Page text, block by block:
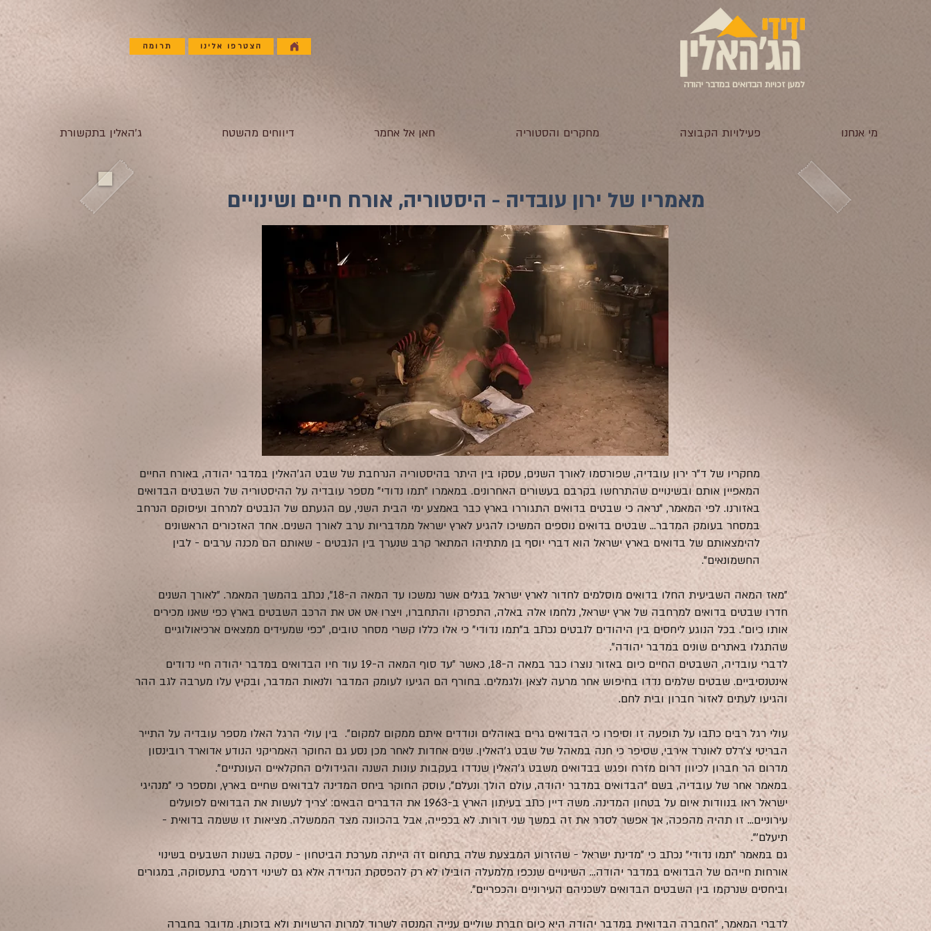
תרומה הצטרפו אלינו
למען זכויות הבדואים במדבר יהודה
מי אנחנו פעילויות הקבוצה מחקרים והסטוריה חאן אל אחמר דיווחים מהשטח ג'האלין בתקשורת
מאמריו של ירון עובדיה - היסטוריה, אורח חיים ושינויים
מחקריו של ד"ר ירון עובדיה, שפורסמו לאורך השנים, עסקו בין היתר בהיסטוריה הנרחבת של שבט הג'האלין במדבר יהודה, באורח החיים
המאפיין אותם ובשינויים שהתרחשו בקרבם בעשורים האחרונים. במאמרו "תמו נדודי" מספר עובדיה על ההיסטוריה של השבטים הבדואים
באזורנו. לפי המאמר, "נראה כי שבטים בדואים התגוררו בארץ כבר באמצע ימי הבית השני, עם הגעתם של הנבטים למרחב ועיסוקם הנרחב
במסחר בעומק המדבר... שבטים בדואים נוספים המשיכו להגיע לארץ ישראל ממדבריות ערב לאורך השנים. אחד האזכורים הראשונים
להימצאותם של בדואים בארץ ישראל הוא דברי יוסף בן מתתיהו המתאר קרב שנערך בין הנבטים - שאותם הם מכנה ערבים - לבין
החשמונאים".
"מאז המאה השביעית החלו בדואים מוסלמים לחדור לארץ ישראל בגלים אשר נמשכו עד המאה ה-18", נכתב בהמשך המאמר. "לאורך השנים
חדרו שבטים בדואים למרחבה של ארץ ישראל, נלחמו אלה באלה, התפרקו והתחברו, ויצרו אט אט את הרכב השבטים בארץ כפי שאנו מכירים
אותו כיום". בכל הנוגע ליחסים בין היהודים לנבטים נכתב ב"תמו נדודי" כי אלו כללו קשרי מסחר טובים, "כפי שמעידים ממצאים ארכיאולוגיים
שהתגלו באתרים שונים במדבר יהודה".
לדברי עובדיה, השבטים החיים כיום באזור נוצרו כבר במאה ה-18, כאשר "עד סוף המאה ה-19 עוד חיו הבדואים במדבר יהודה חיי נדודים
אינטנסיביים. שבטים שלמים נדדו בחיפוש אחר מרעה לצאן ולגמלים. בחורף הם הגיעו לעומק המדבר ולנאות המדבר, ובקיץ עלו מערבה לגב ההר
והגיעו לעתים לאזור חברון ובית לחם.
עולי רגל רבים כתבו על תופעה זו וסיפרו כי הבדואים גרים באוהלים ונודדים איתם ממקום למקום". בין עולי הרגל האלו מספר עובדיה על התייר
הבריטי צ'רלס לאונרד אירבי, שסיפר כי חנה במאהל של שבט ג'האלין. שנים אחדות לאחר מכן נסע גם החוקר האמריקני הנודע אדוארד רובינסון
מדרום הר חברון לכיוון דרום מזרח ופגש בבדואים משבט ג'האלין שנדדו בעקבות עונות השנה והגידולים החקלאיים העונתיים".
במאמר אחר של עובדיה, בשם "הבדואים במדבר יהודה, עולם הולך ונעלם", עוסק החוקר ביחס המדינה לבדואים שחיים בארץ, ומספר כי "מנהיגי
ישראל ראו בנוודות איום על בטחון המדינה. משה דיין כתב בעיתון הארץ ב-1963 את הדברים הבאים: 'צריך לעשות את הבדואים לפועלים
עירוניים... זו תהיה מהפכה, אך אפשר לסדר את זה במשך שני דורות. לא בכפייה, אבל בהכוונה מצד הממשלה. מציאות זו ששמה בדואית -
תיעלם'".
גם במאמר "תמו נדודי" נכתב כי "מדינת ישראל - שהזרוע המבצעת שלה בתחום זה הייתה מערכת הביטחון - עסקה בשנות השבעים בשינוי
אורחות חייהם של הבדואים במדבר יהודה... השינויים שנכפו מלמעלה הובילו לא רק להפסקת הנדידה אלא גם לשינוי דרמטי בתעסוקה, במגורים
וביחסים שנרקמו בין השבטים הבדואים לשכניהם העירוניים והכפריים".
לדברי המאמר, "החברה הבדואית במדבר יהודה היא כיום חברת שוליים ענייה המנסה לשרוד למרות הרשויות ולא בזכותן. מדובר בחברה